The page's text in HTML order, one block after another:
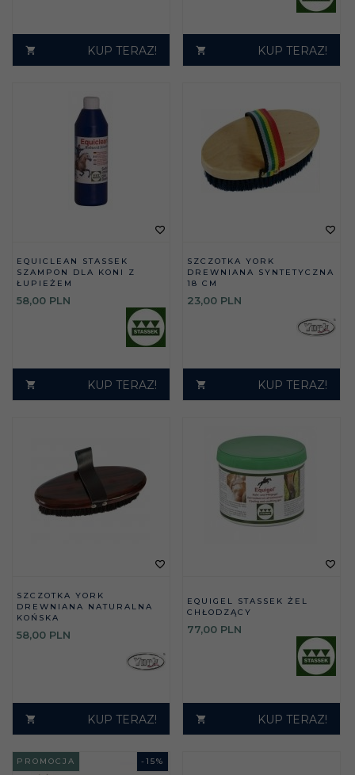
KUP TERAZ! KUP TERAZ!
EQUICLEAN STASSEK
SZAMPON DLA KONI Z
ŁUPIEŻEM
58,00 PLN
KUP TERAZ!
SZCZOTKA YORK
DREWNIANA SYNTETYCZNA
18 CM
23,00 PLN
KUP TERAZ!
SZCZOTKA YORK
DREWNIANA NATURALNA
KOŃSKA
58,00 PLN
KUP TERAZ!
EQUIGEL STASSEK ŻEL
CHŁODZĄCY
77,00 PLN
KUP TERAZ!
- 15%
PROMOCJA